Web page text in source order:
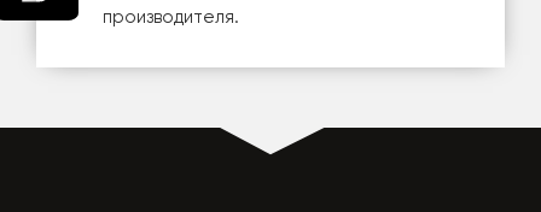
производителя.